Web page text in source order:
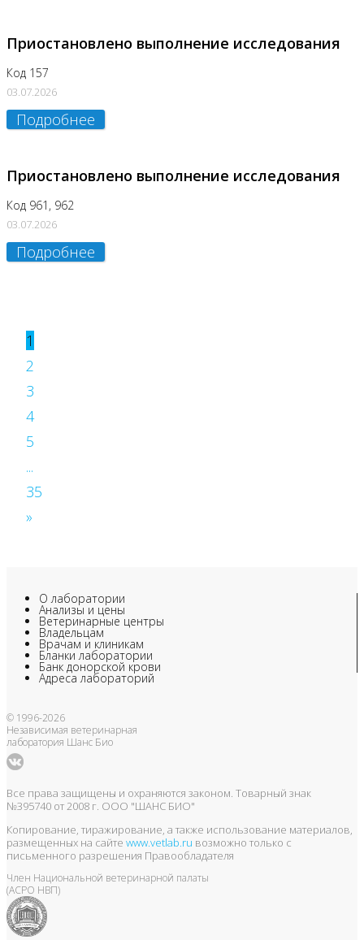
Приостановлено выполнение исследования
Код 157
03.07.2026
Подробнее
Приостановлено выполнение исследования
Код 961, 962
03.07.2026
Подробнее
1
2
3
4
5
...
35
»
О лаборатории
Анализы и цены
Ветеринарные центры
Владельцам
Врачам и клиникам
Бланки лаборатории
Банк донорской крови
Адреса лабораторий
© 1996-2026
Независимая ветеринарная
лаборатория Шанс Био
Все права защищены и охраняются законом. Товарный знак
№395740 от 2008 г. ООО "ШАНС БИО"
Копирование, тиражирование, а также использование материалов,
размещенных на сайте www.vetlab.ru возможно только с
письменного разрешения Правообладателя
Член Национальной ветеринарной палаты
(АСРО НВП)